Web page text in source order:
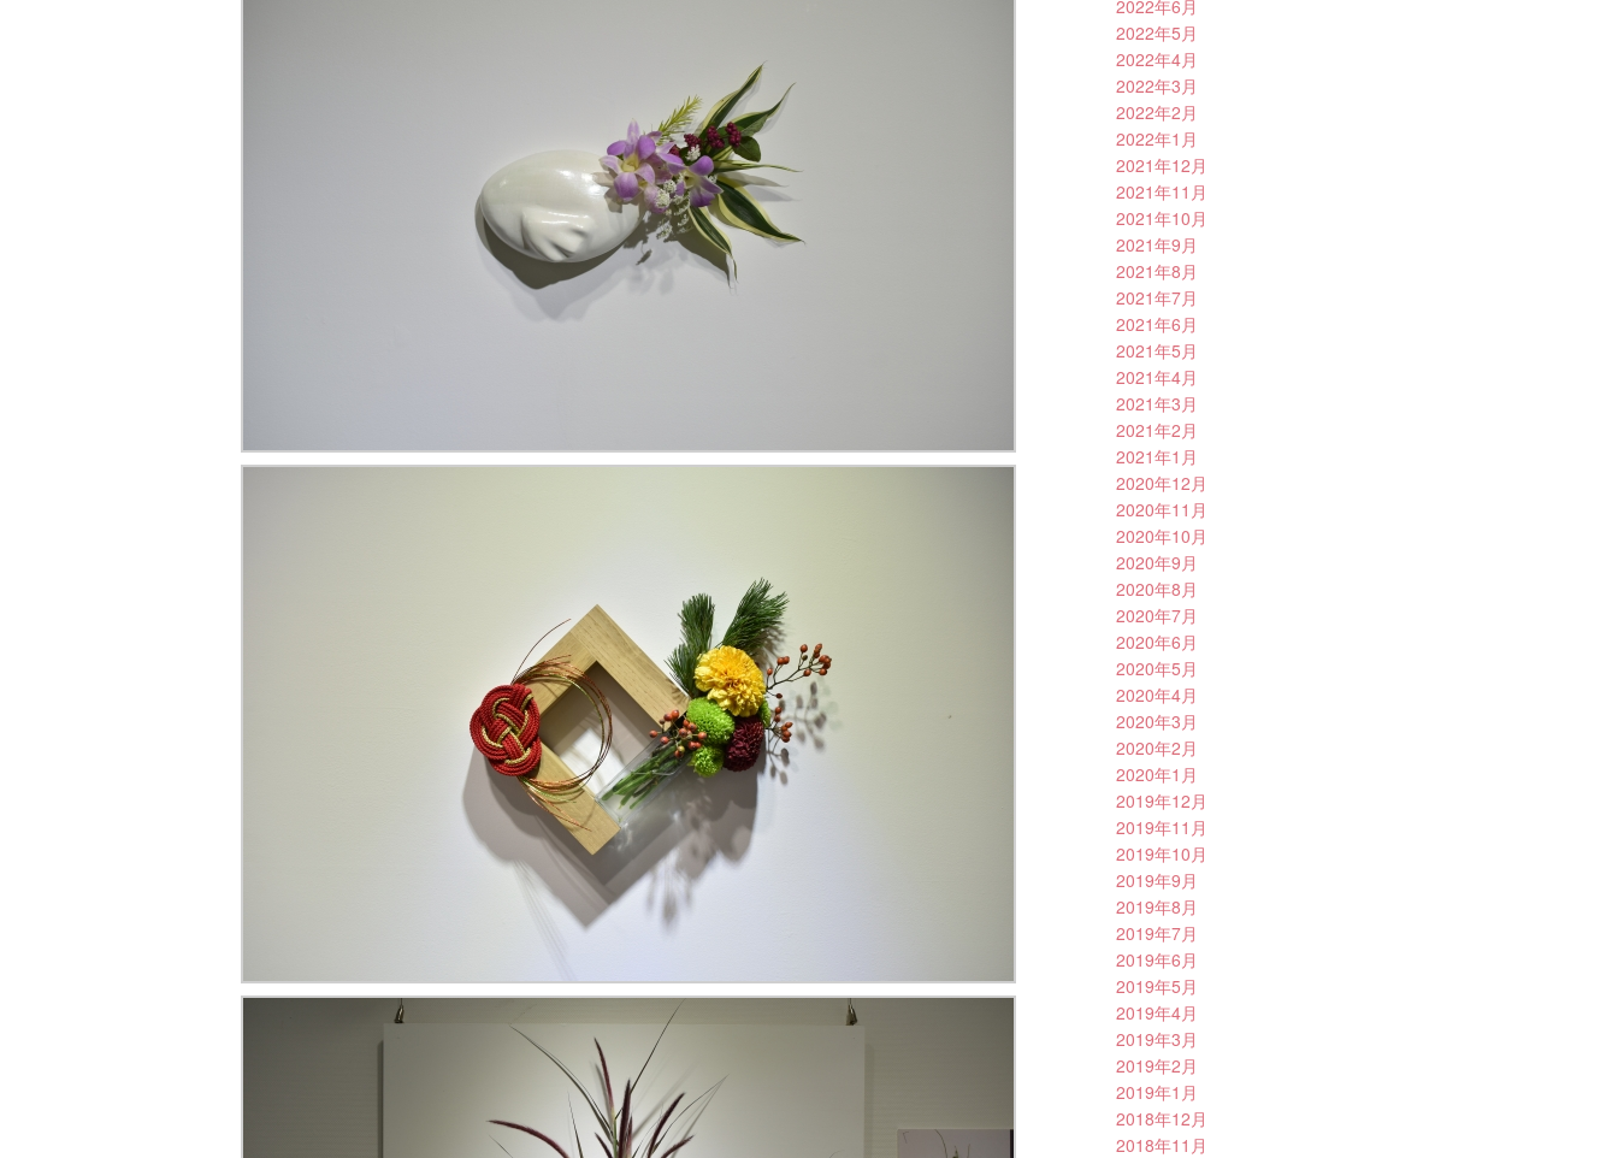
2022年6月
2022年5月
2022年4月
2022年3月
2022年2月
2022年1月
2021年12月
2021年11月
2021年10月
2021年9月
2021年8月
2021年7月
2021年6月
2021年5月
2021年4月
2021年3月
2021年2月
2021年1月
2020年12月
2020年11月
2020年10月
2020年9月
2020年8月
2020年7月
2020年6月
2020年5月
2020年4月
2020年3月
2020年2月
2020年1月
2019年12月
2019年11月
2019年10月
2019年9月
2019年8月
2019年7月
2019年6月
2019年5月
2019年4月
2019年3月
2019年2月
2019年1月
2018年12月
2018年11月